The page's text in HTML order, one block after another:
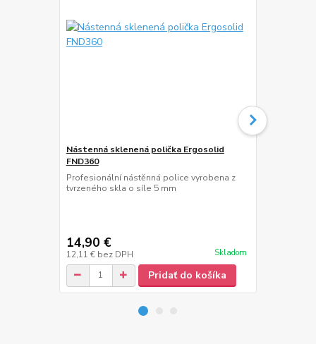
Nástenná sklenená polička Ergosolid
FND360
Profesionální nástěnná police vyrobena z
tvrzeného skla o síle 5 mm
14,90 €
12,11 € bez DPH Skladom
Pridať do košíka